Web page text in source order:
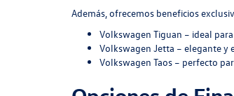
Además, ofrecemos beneficios
Volkswagen Tiguan – ideal
Volkswagen Jetta – elegante y
Volkswagen Taos – perfecto